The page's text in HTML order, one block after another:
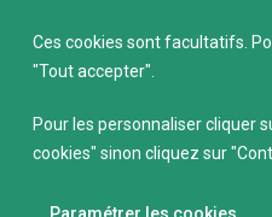
Ces cookies sont facultatifs.
"Tout accepter".
Pour les personnaliser cliquer
cookies" sinon cliquez sur